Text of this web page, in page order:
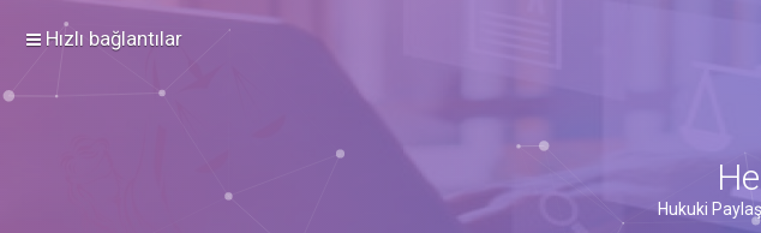
Hızlı bağlantılar
Hukuki